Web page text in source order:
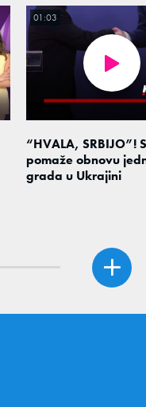
“HVALA, SRBIJO”!
pomaže obnovu
grada u Ukrajini
01:03